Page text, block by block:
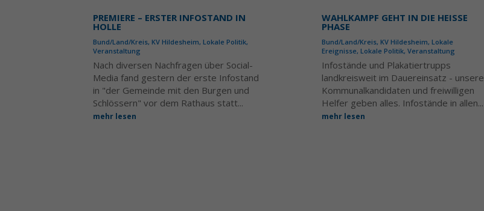
PREMIERE – ERSTER INFOSTAND IN
HOLLE
Bund/Land/Kreis,KV Hildesheim,Lokale Politik,
Veranstaltung
Nach diversen Nachfragen über Social-
Media fand gestern der erste Infostand
in "der Gemeinde mit den Burgen und
Schlössern" vor dem Rathaus statt...
mehr lesen
WAHLKAMPF GEHT IN DIE HEISSE P
HASE
Bund/Land/Kreis, KV Hildesheim, Lokale
Ereignisse, Lokale Politik, Veranstaltung
Infostände und Plakatiertrupps
landkreisweit im Dauereinsatz - unsere
Kommunalkandidaten und freiwilligen
Helfer geben alles. Infostände in allen...
mehr lesen